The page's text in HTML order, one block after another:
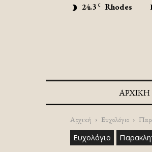
24.3 C Rhodes
ΑΡΧΙΚΉ
Αρχική Ευχολόγιο
Ευχολόγιο